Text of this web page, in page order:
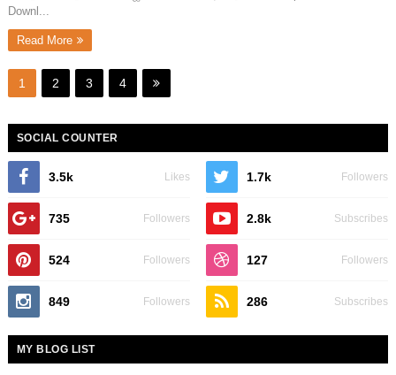
Downl...
Read More
1 2 3 4
SOCIAL COUNTER
3.5k Likes 1.7k Followers
735 Followers 2.8k Subscribes
524 Followers 127 Followers
849 Followers 286 Subscribes
MY BLOG LIST